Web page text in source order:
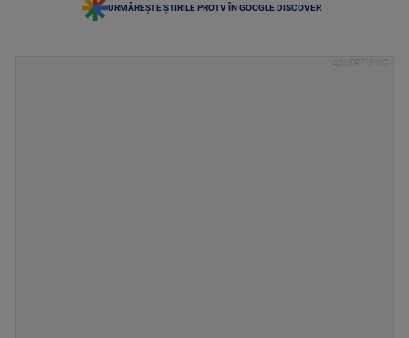
URMĂREȘTE ȘTIRILE PROTV ÎN GOOGLE DISCOVER